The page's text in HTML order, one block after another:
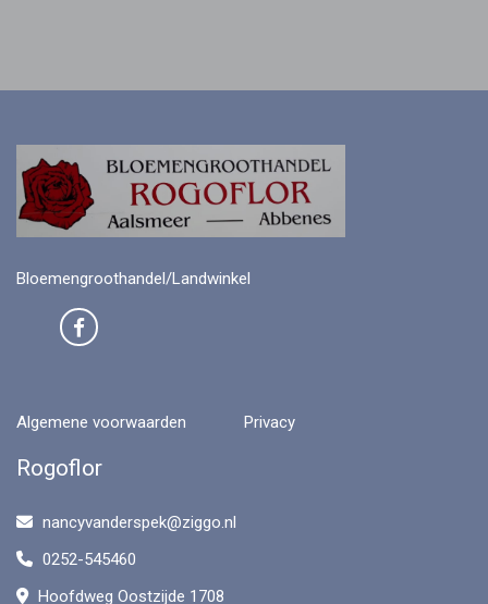
Bloemengroothandel/Landwinkel
Algemene voorwaarden Privacy
Rogoflor
nancyvanderspek@ziggo.nl
0252-545460
Hoofdweg Oostzijde 1708